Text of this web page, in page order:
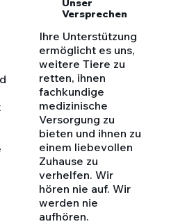
Ihre Unterstützung
ermöglicht es uns,
weitere Tiere zu
retten, ihnen
fachkundige
medizinische
Versorgung zu
bieten und ihnen zu
einem liebevollen
Zuhause zu
verhelfen. Wir
hören nie auf. Wir
werden nie
aufhören.
Unser
Versprechen